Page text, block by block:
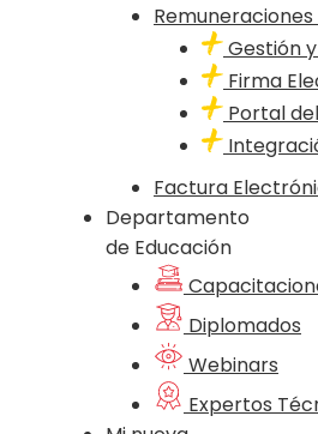
Gestión
Firma
Portal
Factura
Departamento
de Educación
Diplomados
Webinars
Expertos